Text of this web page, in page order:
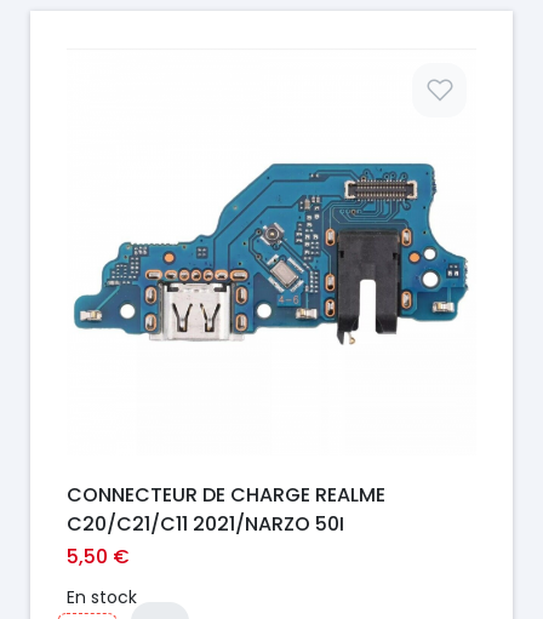
CONNECTEUR DE CHARGE REALME
C20/C21/C11 2021/NARZO 50I
5,50 €
En stock